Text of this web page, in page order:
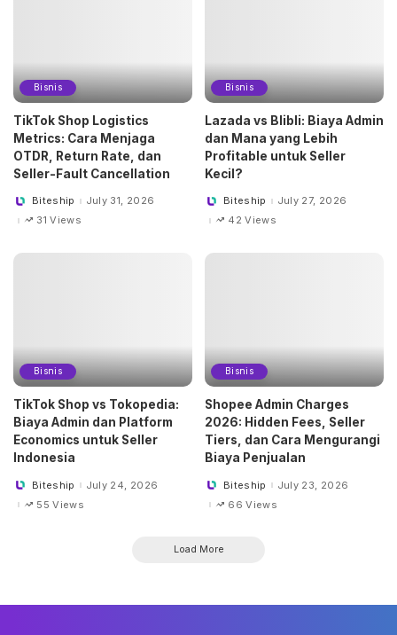
Bisnis
TikTok Shop Logistics
Metrics: Cara Menjaga
OTDR, Return Rate, dan
Seller-Fault Cancellation
PostedBiteship
July 31, 2026
31 Views
Bisnis
Lazada vs Blibli: Biaya Admin
dan Mana yang Lebih
Profitable untuk Seller
Kecil?
PostedBiteship
July 27, 2026
42 Views
Bisnis
TikTok Shop vs Tokopedia:
Biaya Admin dan Platform
Economics untuk Seller
Indonesia
PostedBiteship
July 24, 2026
55 Views
Bisnis
Shopee Admin Charges
2026: Hidden Fees, Seller
Tiers, dan Cara Mengurangi
Biaya Penjualan
PostedBiteship
July 23, 2026
66 Views
Load More